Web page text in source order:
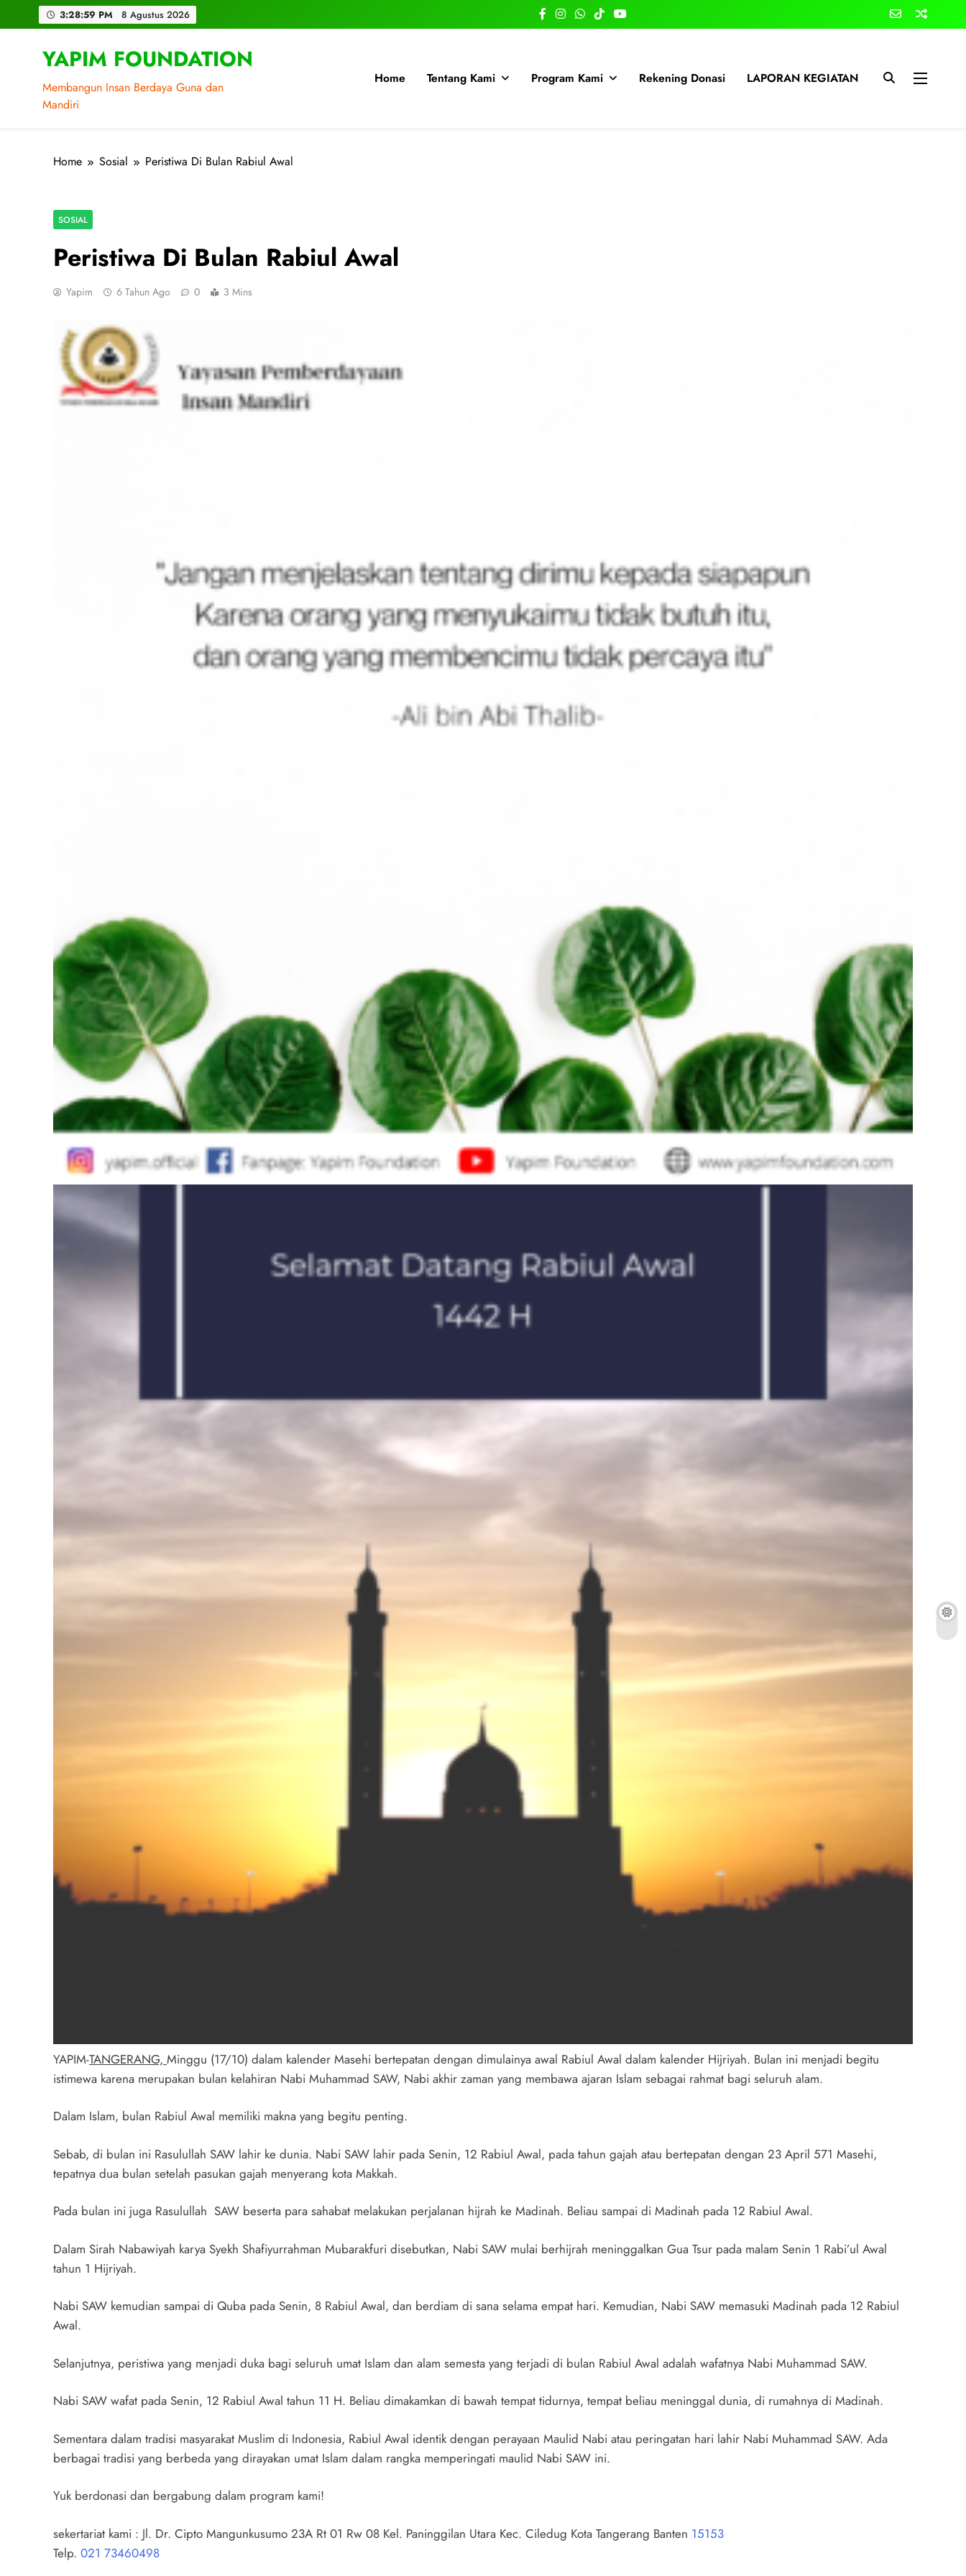
to
3:29:00 PM 8 Agustus 2026
YAPIM FOUNDATION
Membangun Insan Berdaya Guna dan
Mandiri
Home Tentang Kami Program Kami Rekening Donasi LAPORAN KEGIATAN
Home Sosial Peristiwa Di Bulan Rabiul Awal
SOSIAL
Peristiwa Di Bulan Rabiul Awal
Yapim 6 Tahun Ago 0 3 Mins
YAPIM-TANGERANG, Minggu (17/10) dalam kalender Masehi bertepatan dengan dimulainya awal Rabiul Awal dalam kalender Hijriyah. Bulan ini menjadi begitu
istimewa karena merupakan bulan kelahiran Nabi Muhammad SAW, Nabi akhir zaman yang membawa ajaran Islam sebagai rahmat bagi seluruh alam.
Dalam Islam, bulan Rabiul Awal memiliki makna yang begitu penting.
Sebab, di bulan ini Rasulullah SAW lahir ke dunia. Nabi SAW lahir pada Senin, 12 Rabiul Awal, pada tahun gajah atau bertepatan dengan 23 April 571 Masehi,
tepatnya dua bulan setelah pasukan gajah menyerang kota Makkah.
Pada bulan ini juga Rasulullah SAW beserta para sahabat melakukan perjalanan hijrah ke Madinah. Beliau sampai di Madinah pada 12 Rabiul Awal.
Dalam Sirah Nabawiyah karya Syekh Shafiyurrahman Mubarakfuri disebutkan, Nabi SAW mulai berhijrah meninggalkan Gua Tsur pada malam Senin 1 Rabi’ul Awal
tahun 1 Hijriyah.
Nabi SAW kemudian sampai di Quba pada Senin, 8 Rabiul Awal, dan berdiam di sana selama empat hari. Kemudian, Nabi SAW memasuki Madinah pada 12 Rabiul
Awal.
Selanjutnya, peristiwa yang menjadi duka bagi seluruh umat Islam dan alam semesta yang terjadi di bulan Rabiul Awal adalah wafatnya Nabi Muhammad SAW.
Nabi SAW wafat pada Senin, 12 Rabiul Awal tahun 11 H. Beliau dimakamkan di bawah tempat tidurnya, tempat beliau meninggal dunia, di rumahnya di Madinah.
Sementara dalam tradisi masyarakat Muslim di Indonesia, Rabiul Awal identik dengan perayaan Maulid Nabi atau peringatan hari lahir Nabi Muhammad SAW. Ada
berbagai tradisi yang berbeda yang dirayakan umat Islam dalam rangka memperingati maulid Nabi SAW ini.
Yuk berdonasi dan bergabung dalam program kami!
sekertariat kami : Jl. Dr. Cipto Mangunkusumo 23A Rt 01 Rw 08 Kel. Paninggilan Utara Kec. Ciledug Kota Tangerang Banten 15153
Telp. 021 73460498